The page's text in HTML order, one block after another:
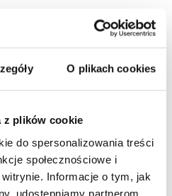
O plikach cookies
z plików cookie
do spersonalizowania treści
społecznościowe i
Informacje o tym, jak
udostępniamy partnerom